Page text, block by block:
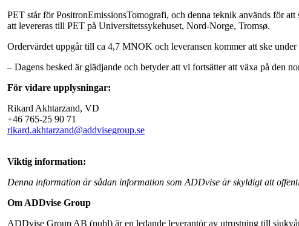
PET står för PositronEmissionsTomografi, och denna teknik används för
att levereras till PET på Universitetssykehuset, Nord-Norge, Tromsø.
Ordervärdet uppgår till ca 4,7 MNOK och leveransen kommer att ske
– Dagens besked är glädjande och betyder att vi fortsätter att växa på den
För vidare upplysningar:
Rikard Akhtarzand, VD
+46 765-25 90 71
rikard.akhtarzand@addvisegroup.se
Viktig information:
Denna information är sådan information som ADDvise är skyldigt att
Om ADDvise Group
ADDvise Group AB (publ) är en ledande leverantör av utrustning till